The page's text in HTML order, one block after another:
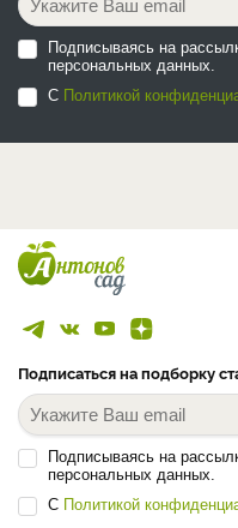
Подписываясь на
персональных данных.
С Политикой
Подписаться на подборку
Подписываясь на
персональных данных.
С Политикой